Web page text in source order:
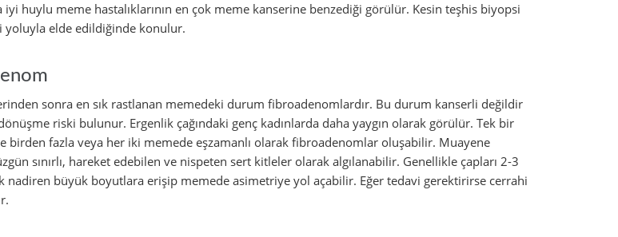
iyi huylu meme hastalıklarının en çok meme kanserine benzediği görülür. Kesin teşhis biyopsi
yoluyla elde edildiğinde konulur.
sonra en sık rastlanan memedeki durum fibroadenomlardır. Bu durum kanserli değildir
riski bulunur. Ergenlik çağındaki genç kadınlarda daha yaygın olarak görülür. Tek bir
birden fazla veya her iki memede eşzamanlı olarak fibroadenomlar oluşabilir. Muayene
sınırlı, hareket edebilen ve nispeten sert kitleler olarak algılanabilir. Genellikle çapları 2-3
nadiren büyük boyutlara erişip memede asimetriye yol açabilir. Eğer tedavi gerektirirse cerrahi